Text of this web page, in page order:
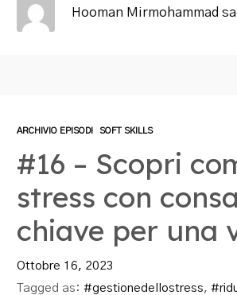
Hooman Mirmohammad
ARCHIVIO EPISODI SOFT SKILLS
#16 – Scopri
stress con
chiave per una
Ottobre 16, 2023
Tagged as: #gestionedellostress,